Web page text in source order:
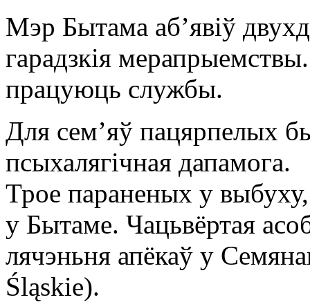
Мэр Бытама аб’явіў
гарадзкія
працуюць службы.
Для сем’яў пацярпелых
псыхалягічная дапамога.
Трое параненых у
у Бытаме. Чацьвёртая
лячэньня апёкаў у
Śląskie).